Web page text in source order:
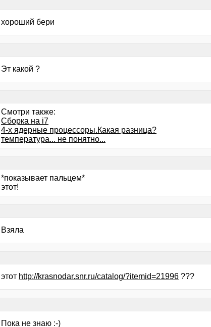
хороший бери
Эт какой ?
Смотри также:
Сборка на i7
4-х ядерные процессоры.Какая разница?
температура... не понятно...
*показывает пальцем*
этот!
Взяла
этот http://krasnodar.snr.ru/catalog/?itemid=21996 ???
Пока не знаю :-)